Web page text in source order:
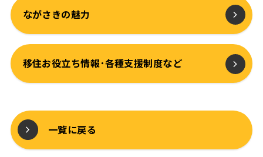
ながさきの魅力
移住お役立ち情報･各種支援制度など
一覧に戻る